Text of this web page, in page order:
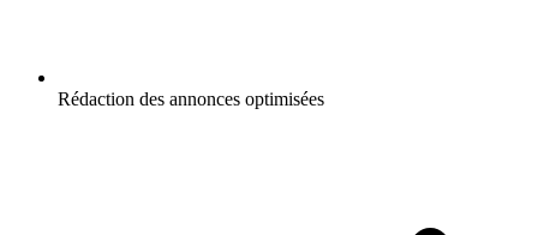
Rédaction des annonces optimisées